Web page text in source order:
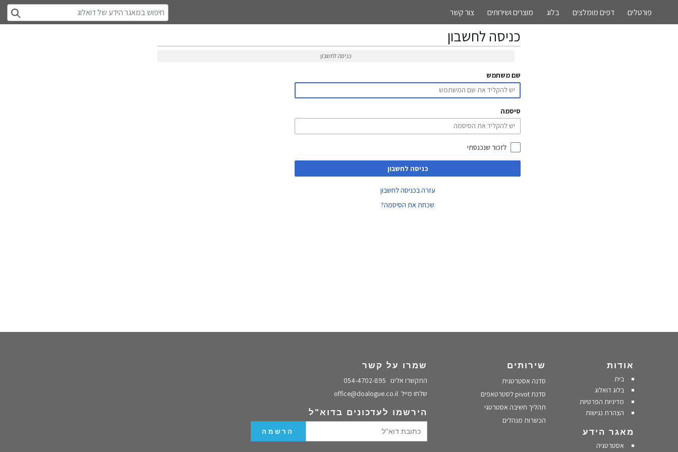
פורטלים דפים מומלצים בלוג מוצרים ושירותים צור קשר
כניסה לחשבון
כניסה לחשבון
קפיצה
לניווט
קפיצה
לחיפוש
שם משתמש
סיסמה
לזכור שנכנסתי
כניסה לחשבון
עזרה בכניסה לחשבון
שכחת את הסיסמה?
אודות
בית
בלוג דואלוג
מדיניות הפרטיות
הצהרת נגישות
מאגר הידע
אסטרטגיה
שירותים
סדנה אסטרטגית
סדנת pivot לסטרטאפים
תהליך חשיבה אסטרטגי
הכשרות מנהלים
שמרו על קשר
התקשרו אלינו
שלחו מייל
הירשמו לעדכונים בדוא"ל